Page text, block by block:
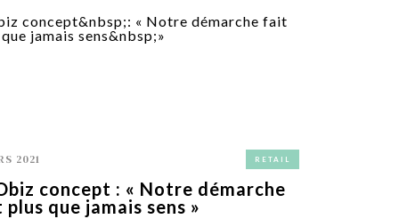
2021 RETAIL
concept : « Notre démarche
que jamais sens »